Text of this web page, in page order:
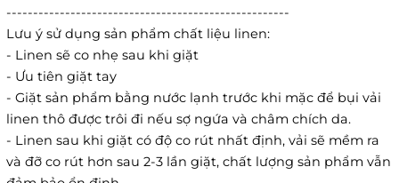
-----------------------------------------------------
Lưu ý sử dụng sản phẩm chất liệu linen:
- Linen sẽ co nhẹ sau khi giặt
- Ưu tiên giặt tay
- Giặt sản phẩm bằng nước lạnh trước khi mặc để bụi vải
linen thô được trôi đi nếu sợ ngứa và châm chích da.
- Linen sau khi giặt có độ co rút nhất định, vải sẽ mềm ra
và đỡ co rút hơn sau 2-3 lần giặt, chất lượng sản phẩm vẫn